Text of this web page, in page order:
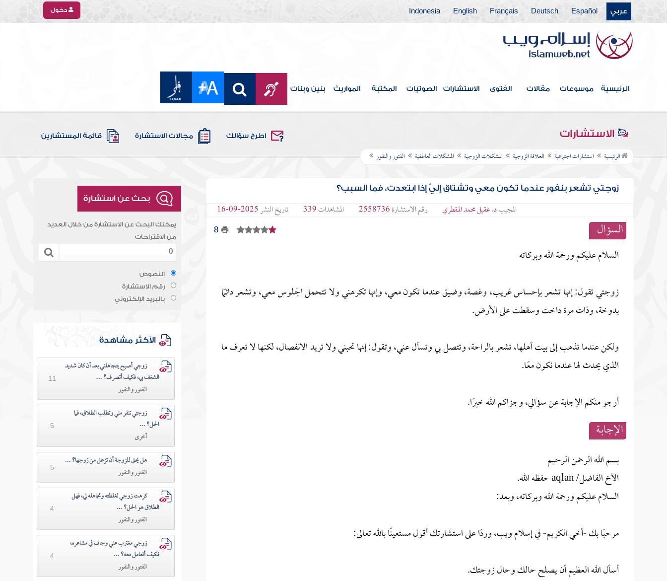
عربي Español
Deutsch
Français
English
Indonesia دخول
الرئيسية موسوعات مقالات الفتوى الاستشارات الصوتيات المكتبة المواريث بنين وبنات
الاستشارات اطرح سؤالك مجالات الاستشارة قائمة المستشارين
الرئيسية استشارات اجتماعية العلاقة الزوجية المشكلات الزوجية المشكلات العاطفية الفتور والنفور
زوجتي تشعر بنفور عندما تكون معي وتشتاق إليّ إذا ابتعدت، فما السبب؟
المجيبد. عقيل محمد المقطري رقم الاستشارة2558736 المشاهدات339 تاريخ النشر2025-09-16
السؤال 8
السلام عليكم ورحمة الله وبركاته
زوجتي تقول: إنها تشعر بإحساس غريب، وغصة، وضيق عندما تكون معي، وإنها تكرهني ولا تتحمل الجلوس معي، وتشعر دائمًا
بدوخة، وذات مرة داخت وسقطت على الأرض.
ولكن عندما تذهب إلى بيت أهلها، تشعر بالراحة، وتتصل بي وتسأل عني، وتقول: إنها تحبني ولا تريد الانفصال، لكنها لا تعرف ما
الذي يحدث لها عندما نكون معًا.
أرجو منكم الإجابة عن سؤالي، وجزاكم الله خيرًا.
الإجابــة
بسم الله الرحمن الرحيم
الأخ الفاضل/ aqlan حفظه الله.
السلام عليكم ورحمة الله وبركاته، وبعد:
مرحبًا بك -أخي الكريم- في إسلام ويب، وردًا على استشارتك أقول مستعينًا بالله تعالى:
أسأل الله العظيم أن يصلح حالك وحال زوجتك.
بحث عن استشارة
يمكنك البحث عن الاستشارة من خلال العديد
من الاقتراحات
النصوص
رقم الاستشارة
بالبريد الإلكتروني
الأكثر مشاهدة
زوجي أصبح يتجاهلني بعد أن كان شديد
الشغف بي، فكيف أتصرف؟ ...
الفتور والنفور
11
زوجتي تنفر مني وتطلب الطلاق، فما
الحل؟ ...
أخرى
5
هل يحق للزوجة أن تزعل من زوجها؟ ...
الفتور والنفور
5
كرهت زوجي لغلظته وتجاهله لي، فهل
الطلاق هو الحل؟ ...
الفتور والنفور
4
زوجي مغترب عني وجاف في مشاعره،
فكيف أتعامل معه؟ ...
الفتور والنفور
4